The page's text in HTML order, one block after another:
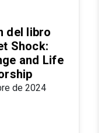
del libro
Shock:
and Life
de 2024